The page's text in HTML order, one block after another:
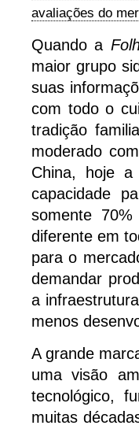
avaliações do
Quando a
maior grupo
suas
com todo o
tradição
moderado
China, hoje a
capacidade
somente
diferente em
para o
demandar
a
menos
A grande
uma visão
tecnológico,
muitas